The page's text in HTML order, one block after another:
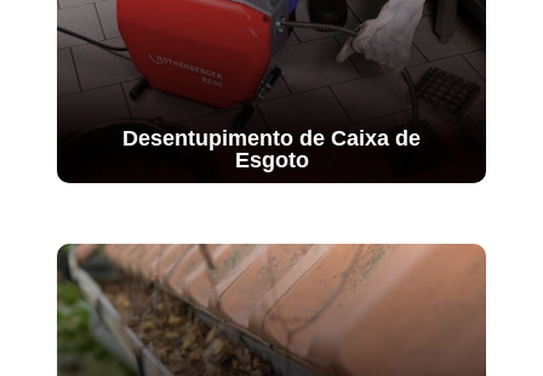
Desentupimento de Caixa de
Esgoto